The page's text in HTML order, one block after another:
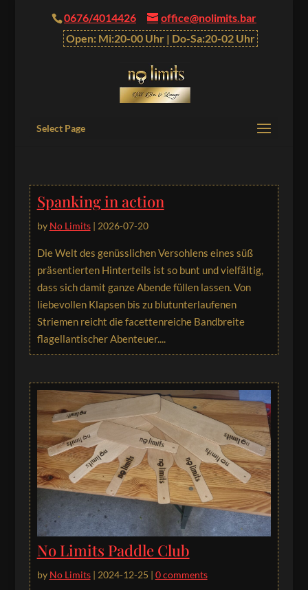
0676/4014426
office@nolimits.bar
Open: Mi:20-00 Uhr | Do-Sa:20-02 Uhr
Select Page
Spanking in action
by No Limits| 2026-07-20
Die Welt des genüsslichen Versohlens eines süß
präsentierten Hinterteils ist so bunt und vielfältig,
dass sich damit ganze Abende füllen lassen. Von
liebevollen Klapsen bis zu blutunterlaufenen
Striemen reicht die facettenreiche Bandbreite
flagellantischer Abenteuer....
No Limits Paddle Club
by No Limits| 2024-12-25 | 0 comments